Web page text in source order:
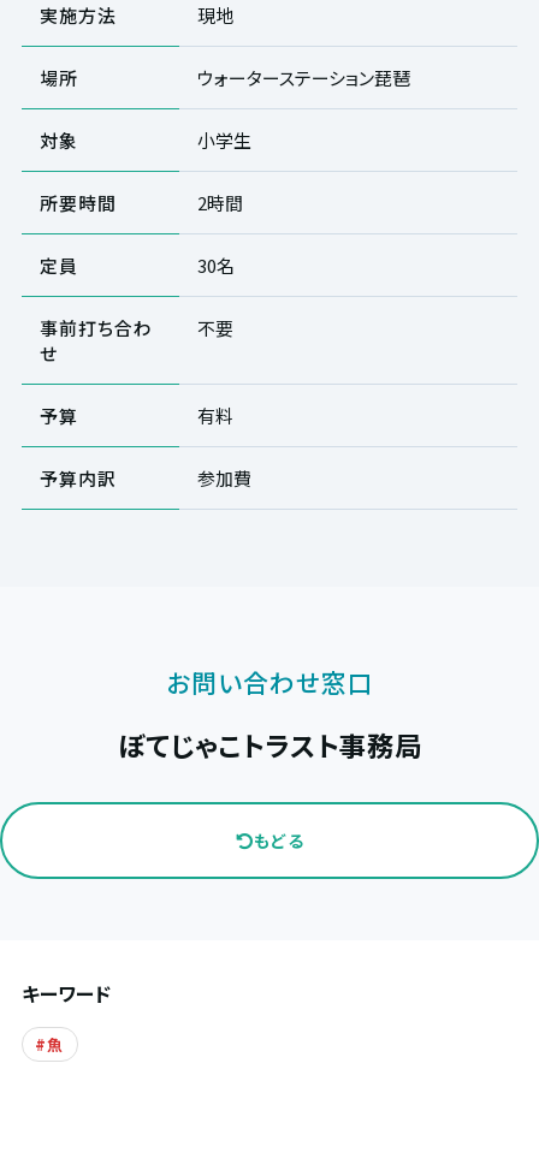
実施方法 現地
場所 ウォーターステーション琵琶
対象 小学生
所要時間 2時間
定員 30名
事前打ち合わ
せ
不要
予算 有料
予算内訳 参加費
お問い合わせ窓口
ぼてじゃこトラスト事務局
もどる
キーワード
魚